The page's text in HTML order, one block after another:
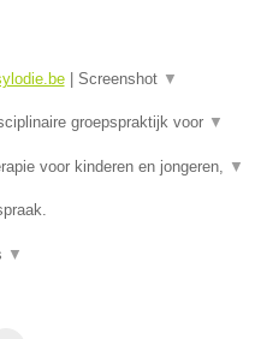
| Screenshot ▼
groepspraktijk voor ▼
voor kinderen en jongeren, ▼
▼